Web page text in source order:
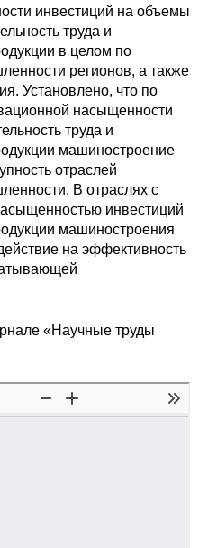
авторов
семинар
инвестиций на объемы
труда и
в целом по
регионов, а также
Установлено, что по
насыщенности
труда и
машиностроение
отраслей
В отраслях с
инвестиций
машиностроения
на эффективность
«Научные труды